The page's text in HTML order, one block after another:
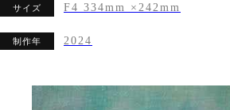
サイズ F4 334mm ×242mm
制作年 2024